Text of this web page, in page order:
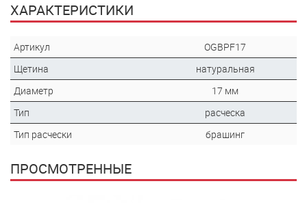
ХАРАКТЕРИСТИКИ
Артикул
OGBPF17
Щетина
натуральная
Диаметр
17 мм
Тип
расческа
Тип расчески
брашинг
ПРОСМОТРЕННЫЕ